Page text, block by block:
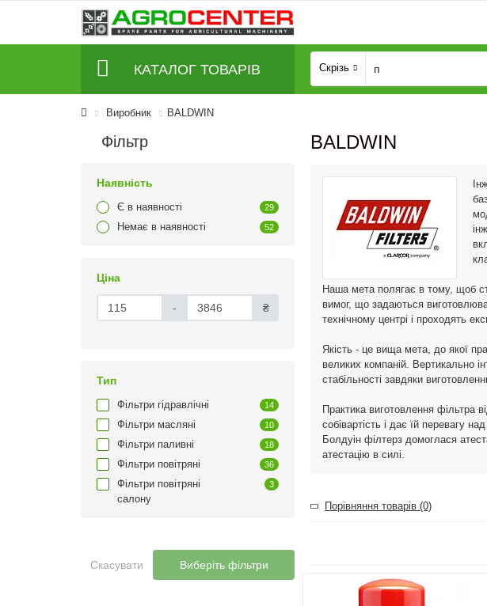
КАТАЛОГ ТОВАРІВ Скрізь
Виробник BALDWIN
Фільтр
Наявність
Є в наявності 29
Немає в наявності 52
Ціна
- ₴
Тип
Фільтри гідравлічні 14
Фільтри масляні 10
Фільтри паливні 18
Фільтри повітряні 36
Фільтри повітряні
салону
3
Скасувати Виберіть фільтри
BALDWIN
Наша мета полягає в тому, щоб
вимог, що задаються
технічному центрі і проходять
Якість - це вища мета, до якої
великих компаній. Вертикально
стабільності завдяки
Практика виготовлення фільтра
собівартість і дає їй перевагу
Болдуін філтерз домоглася
атестацію в силі.
Порівняння товарів (0)